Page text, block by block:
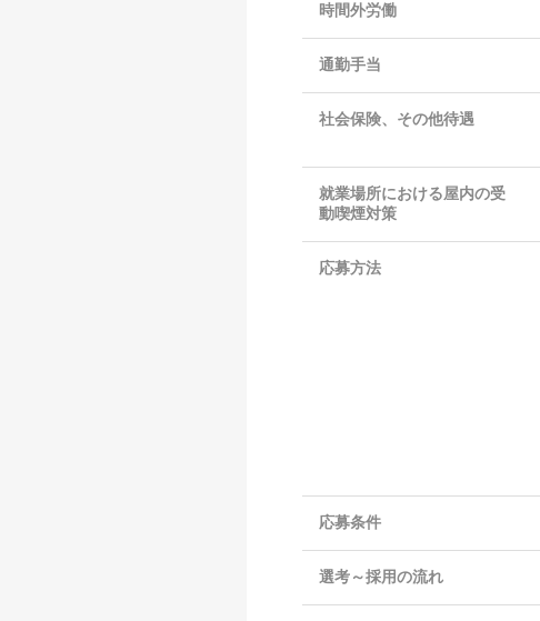
時間外労働
通勤手当
社会保険、その他待遇
就業場所における屋内の受
動喫煙対策
応募方法
応募条件
選考～採用の流れ